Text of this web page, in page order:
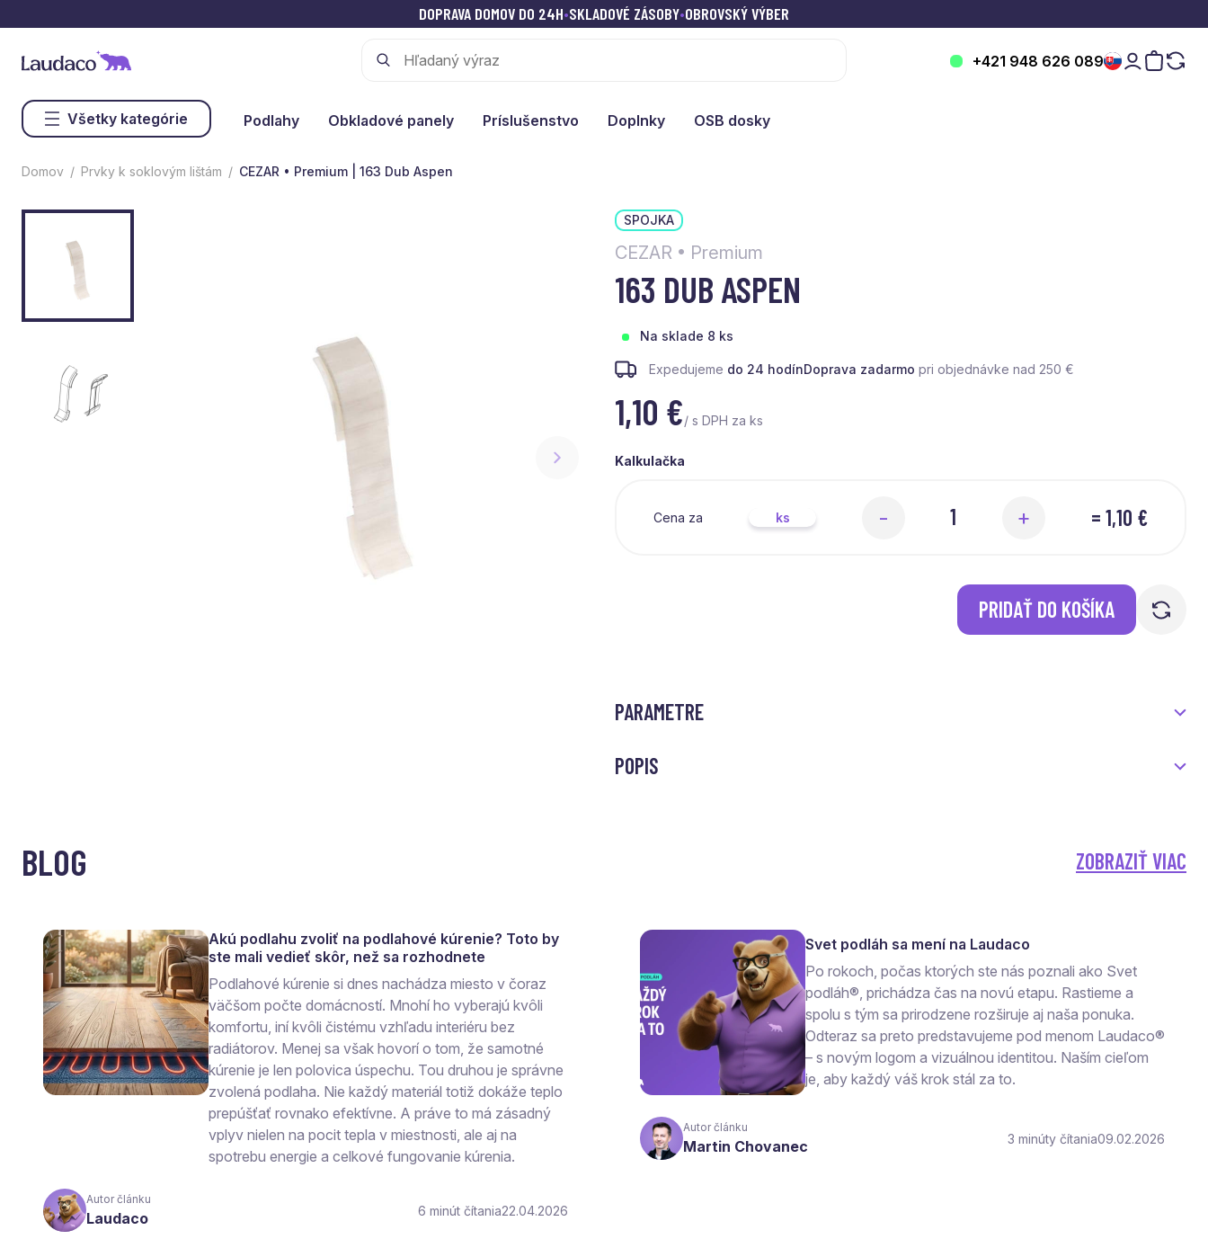
DOPRAVA DOMOV DO 24H•SKLADOVÉ ZÁSOBY•OBROVSKÝ VÝBER
+421 948 626 089
Všetky kategórie Podlahy Obkladové panely Príslušenstvo Doplnky OSB dosky
Domov Prvky k soklovým lištám CEZAR • Premium | 163 Dub Aspen
SPOJKA
CEZAR • Premium
163 DUB ASPEN
Na sklade 8 ks
Expedujeme do 24 hodínDoprava zadarmo pri objednávke nad 250 €
1,10 €/ s DPH za ks
Kalkulačka
Cena za ks - + = 1,10 €
PRIDAŤ DO KOŠÍKA
PARAMETRE
POPIS
BLOG ZOBRAZIŤ VIAC
Akú podlahu zvoliť na podlahové kúrenie? Toto by
ste mali vedieť skôr, než sa rozhodnete
Podlahové kúrenie si dnes nachádza miesto v čoraz
väčšom počte domácností. Mnohí ho vyberajú kvôli
komfortu, iní kvôli čistému vzhľadu interiéru bez
radiátorov. Menej sa však hovorí o tom, že samotné
kúrenie je len polovica úspechu. Tou druhou je správne
zvolená podlaha. Nie každý materiál totiž dokáže teplo
prepúšťať rovnako efektívne. A práve to má zásadný
vplyv nielen na pocit tepla v miestnosti, ale aj na
spotrebu energie a celkové fungovanie kúrenia.
Autor článku
Laudaco 6 čítania22.04.2026
Svet podláh sa mení na Laudaco
Po rokoch, počas ktorých ste nás poznali ako Svet
podláh®, prichádza čas na novú etapu. Rastieme a
spolu s tým sa prirodzene rozširuje aj naša ponuka.
Odteraz sa preto predstavujeme pod menom Laudaco®
– s novým logom a vizuálnou identitou. Naším cieľom
je, aby každý váš krok stál za to.
Autor článku
Martin Chovanec 3 čítania09.02.2026